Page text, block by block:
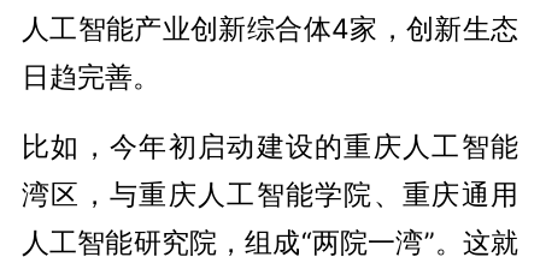
人工智能产业创新综合体4家，创新生态
日趋完善。
比如，今年初启动建设的重庆人工智能
湾区，与重庆人工智能学院、重庆通用
人工智能研究院，组成“两院一湾”。这就